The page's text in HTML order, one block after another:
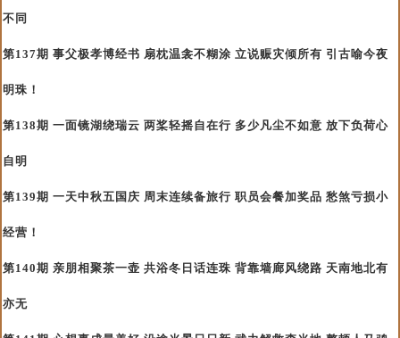
不同
第137期 事父极孝博经书 扇枕温衾不糊涂 立说赈灾倾所有 引古喻今夜
明珠！
第138期 一面镜湖绕瑞云 两桨轻摇自在行 多少凡尘不如意 放下负荷心
自明
第139期 一天中秋五国庆 周末连续备旅行 职员会餐加奖品 愁煞亏损小
经营！
第140期 亲朋相聚茶一壶 共浴冬日话连珠 背靠墙廊风绕路 天南地北有
亦无